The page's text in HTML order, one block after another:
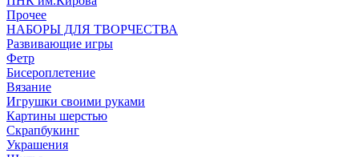
Прочее
НАБОРЫ ДЛЯ ТВОРЧЕСТВА
Развивающие игры
Фетр
Бисероплетение
Вязание
Игрушки своими руками
Картины шерстью
Скрапбукинг
Украшения